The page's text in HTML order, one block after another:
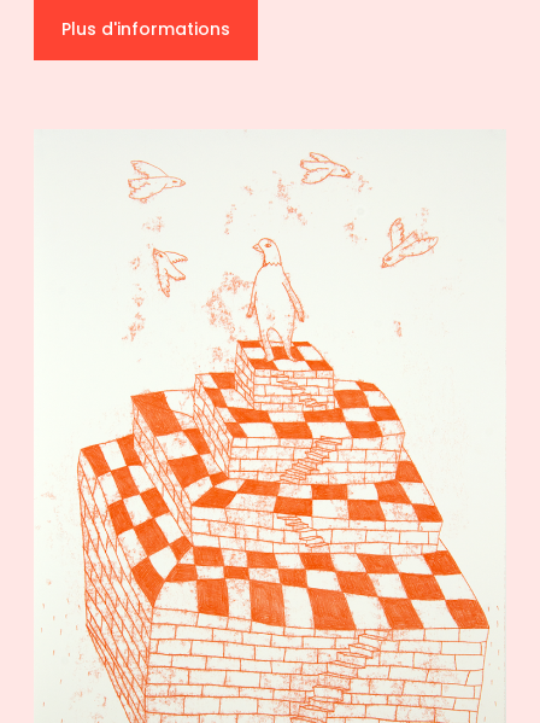
Plus d'informations